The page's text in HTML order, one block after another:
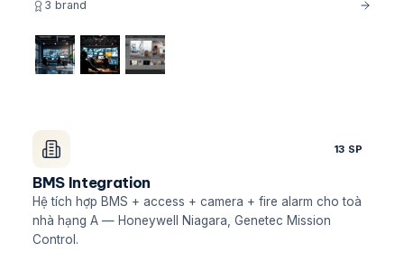
3 brand
13 SP
BMS Integration
Hệ tích hợp BMS + access + camera + fire alarm cho toà
nhà hạng A — Honeywell Niagara, Genetec Mission
Control.